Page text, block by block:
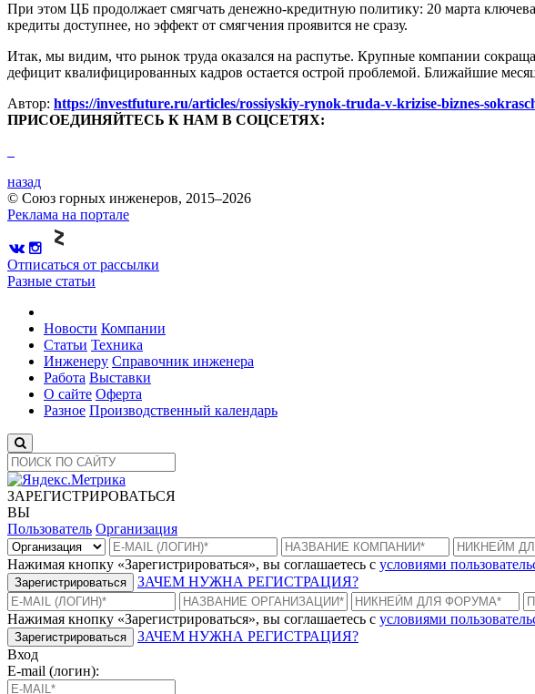
При этом ЦБ продолжает смягчать денежно-кредитную политику: 20 марта
кредиты доступнее, но эффект от смягчения проявится не сразу.
Итак, мы видим, что рынок труда оказался на распутье. Крупные компании
дефицит квалифицированных кадров остается острой проблемой. Ближайшие
Автор: https://investfuture.ru/articles/rossiyskiy-rynok-truda-v-krizise-biznes-
ПРИСОЕДИНЯЙТЕСЬ К НАМ В СОЦСЕТЯХ:
назад
© Союз горных инженеров, 2015–2026
Реклама на портале
Отписаться от рассылки
Разные статьи
Новости Компании
Статьи Техника
Инженеру Справочник инженера
Работа Выставки
О сайте Оферта
Разное Производственный календарь
ЗАРЕГИСТРИРОВАТЬСЯ
ВЫ
Пользователь Организация
Нажимая кнопку «Зарегистрироваться», вы соглашаетесь с условиями
Зарегистрироваться ЗАЧЕМ НУЖНА РЕГИСТРАЦИЯ?
Нажимая кнопку «Зарегистрироваться», вы соглашаетесь с условиями
Зарегистрироваться
ЗАЧЕМ НУЖНА РЕГИСТРАЦИЯ?
Вход
E-mail (логин):